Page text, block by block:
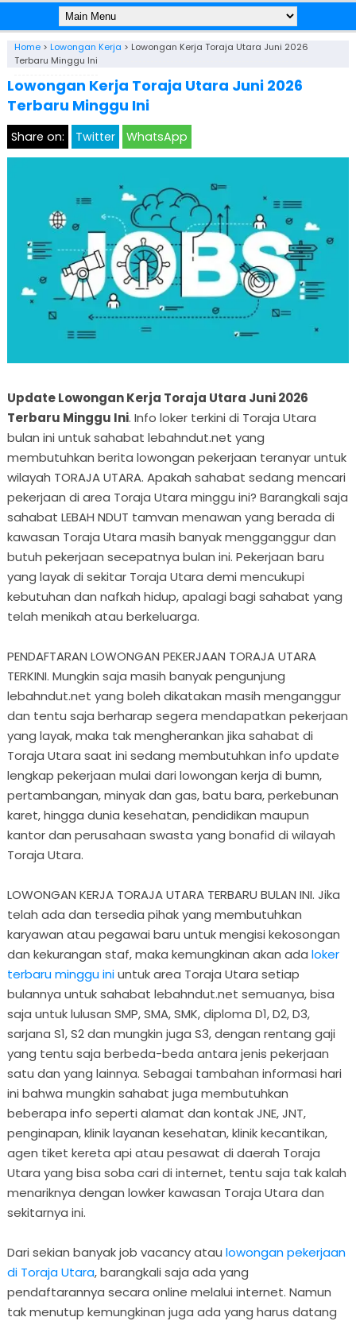
Home> Lowongan Kerja > Lowongan Kerja Toraja Utara Juni 2026
Terbaru Minggu Ini
Lowongan Kerja Toraja Utara Juni 2026
Terbaru Minggu Ini
Share on: Twitter WhatsApp
Update Lowongan Kerja Toraja Utara Juni 2026
Terbaru Minggu Ini. Info loker terkini di Toraja Utara
bulan ini untuk sahabat lebahndut.net yang
membutuhkan berita lowongan pekerjaan teranyar untuk
wilayah TORAJA UTARA. Apakah sahabat sedang mencari
pekerjaan di area Toraja Utara minggu ini? Barangkali saja
sahabat LEBAH NDUT tamvan menawan yang berada di
kawasan Toraja Utara masih banyak mengganggur dan
butuh pekerjaan secepatnya bulan ini. Pekerjaan baru
yang layak di sekitar Toraja Utara demi mencukupi
kebutuhan dan nafkah hidup, apalagi bagi sahabat yang
telah menikah atau berkeluarga.
PENDAFTARAN LOWONGAN PEKERJAAN TORAJA UTARA
TERKINI. Mungkin saja masih banyak pengunjung
lebahndut.net yang boleh dikatakan masih menganggur
dan tentu saja berharap segera mendapatkan pekerjaan
yang layak, maka tak mengherankan jika sahabat di
Toraja Utara saat ini sedang membutuhkan info update
lengkap pekerjaan mulai dari lowongan kerja di bumn,
pertambangan, minyak dan gas, batu bara, perkebunan
karet, hingga dunia kesehatan, pendidikan maupun
kantor dan perusahaan swasta yang bonafid di wilayah
Toraja Utara.
LOWONGAN KERJA TORAJA UTARA TERBARU BULAN INI. Jika
telah ada dan tersedia pihak yang membutuhkan
karyawan atau pegawai baru untuk mengisi kekosongan
dan kekurangan staf, maka kemungkinan akan ada loker
terbaru minggu iniuntuk area Toraja Utara setiap
bulannya untuk sahabat lebahndut.net semuanya, bisa
saja untuk lulusan SMP, SMA, SMK, diploma D1, D2, D3,
sarjana S1, S2 dan mungkin juga S3, dengan rentang gaji
yang tentu saja berbeda-beda antara jenis pekerjaan
satu dan yang lainnya. Sebagai tambahan informasi hari
ini bahwa mungkin sahabat juga membutuhkan
beberapa info seperti alamat dan kontak JNE, JNT,
penginapan, klinik layanan kesehatan, klinik kecantikan,
agen tiket kereta api atau pesawat di daerah Toraja
Utara yang bisa soba cari di internet, tentu saja tak kalah
menariknya dengan lowker kawasan Toraja Utara dan
sekitarnya ini.
Dari sekian banyak job vacancy atau lowongan pekerjaan
di Toraja Utara, barangkali saja ada yang
pendaftarannya secara online melalui internet. Namun
tak menutup kemungkinan juga ada yang harus datang